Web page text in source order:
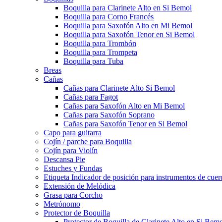
Boquilla para Clarinete Alto en Si Bemol
Boquilla para Corno Francés
Boquilla para Saxofón Alto en Mi Bemol
Boquilla para Saxofón Tenor en Si Bemol
Boquilla para Trombón
Boquilla para Trompeta
Boquilla para Tuba
Breas
Cañas
Cañas para Clarinete Alto Si Bemol
Cañas para Fagot
Cañas para Saxofón Alto en Mi Bemol
Cañas para Saxofón Soprano
Cañas para Saxofón Tenor en Si Bemol
Capo para guitarra
Cojín / parche para Boquilla
Cojín para Violín
Descansa Pie
Estuches y Fundas
Etiqueta Indicador de posición para instrumentos de
Extensión de Melódica
Grasa para Corcho
Metrónomo
Protector de Boquilla